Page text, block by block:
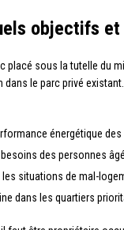
objectifs
placé sous la tutelle du
le parc privé
énergétique
des personnes
les situations de mal-
dans les quartiers